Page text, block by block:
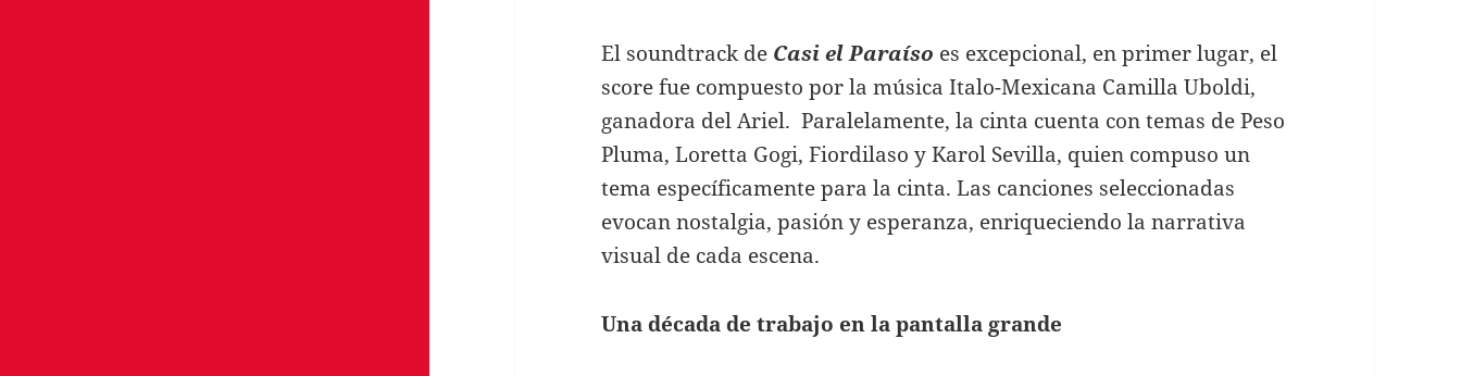
El soundtrack de Casi el Paraíso es excepcional, en primer lugar, el
score fue compuesto por la música Italo-Mexicana Camilla Uboldi,
ganadora del Ariel. Paralelamente, la cinta cuenta con temas de Peso
Pluma, Loretta Gogi, Fiordilaso y Karol Sevilla, quien compuso un
tema específicamente para la cinta. Las canciones seleccionadas
evocan nostalgia, pasión y esperanza, enriqueciendo la narrativa
visual de cada escena.
Una década de trabajo en la pantalla grande